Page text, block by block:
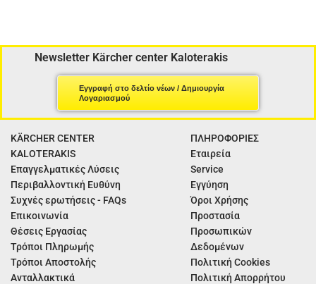
Newsletter Kärcher center Kaloterakis
Εγγραφή στο δελτίο νέων / Δημιουργία
Λογαριασμού
KÄRCHER CENTER
KALOTERAKIS
Επαγγελματικές Λύσεις
Περιβαλλοντική Ευθύνη
Συχνές ερωτήσεις - FAQs
Επικοινωνία
Θέσεις Εργασίας
Τρόποι Πληρωμής
Τρόποι Αποστολής
Ανταλλακτικά
ΠΛΗΡΟΦΟΡΙΕΣ
Εταιρεία
Service
Εγγύηση
Όροι Χρήσης
Προστασία
Προσωπικών
Δεδομένων
Πολιτική Cookies
Πολιτική Απορρήτου